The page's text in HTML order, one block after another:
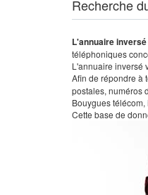
Recherche
L'annuaire inversé
téléphoniques
L'annuaire inversé
Afin de répondre à
postales, numéros
Bouygues
Cette base de